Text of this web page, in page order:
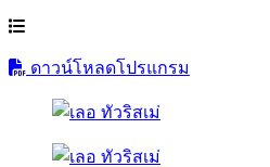
ดาวน์โหลดโปรแกรม